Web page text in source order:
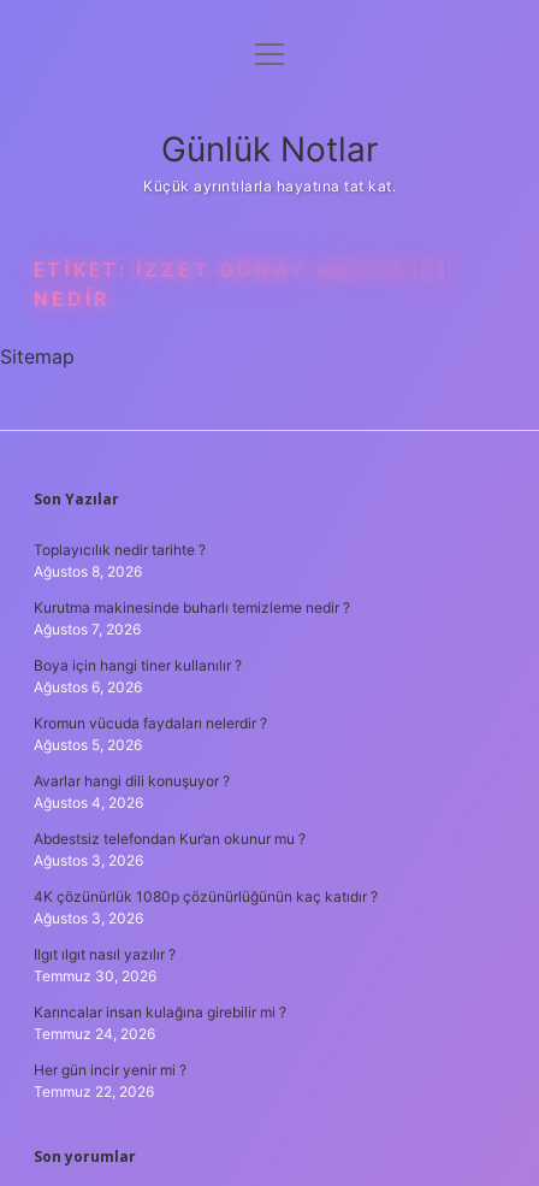
Anasayfa
Yasal Uyarı
menüyü
Günlük Notlar
Küçük ayrıntılarla hayatına tat kat.
ETIKET: İZZET GÜNAY HASTALIĞI
NEDIR
Sitemap
SIDEBAR
Son Yazılar
Toplayıcılık nedir tarihte ?
Ağustos 8, 2026
Kurutma makinesinde buharlı temizleme nedir ?
Ağustos 7, 2026
Boya için hangi tiner kullanılır ?
Ağustos 6, 2026
Kromun vücuda faydaları nelerdir ?
Ağustos 5, 2026
Avarlar hangi dili konuşuyor ?
Ağustos 4, 2026
Abdestsiz telefondan Kur’an okunur mu ?
Ağustos 3, 2026
4K çözünürlük 1080p çözünürlüğünün kaç katıdır ?
Ağustos 3, 2026
Ilgıt ılgıt nasıl yazılır ?
Temmuz 30, 2026
Karıncalar insan kulağına girebilir mi ?
Temmuz 24, 2026
Her gün incir yenir mi ?
Temmuz 22, 2026
Son yorumlar